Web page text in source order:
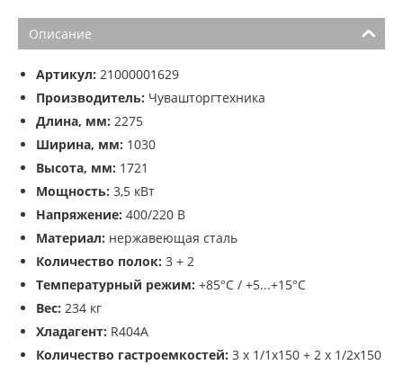
Описание
Артикул: 21000001629
Производитель: Чувашторгтехника
Длина, мм: 2275
Ширина, мм: 1030
Высота, мм: 1721
Мощность: 3,5 кВт
Напряжение: 400/220 В
Материал: нержавеющая сталь
Количество полок: 3 + 2
Температурный режим: +85°С / +5...+15°С
Вес: 234 кг
Хладагент: R404A
Количество гастроемкостей: 3 х 1/1х150 + 2 х 1/2х150